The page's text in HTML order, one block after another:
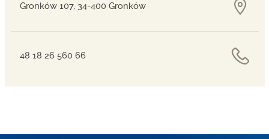
Gronków 107, 34-400 Gronków
48 18 26 560 66